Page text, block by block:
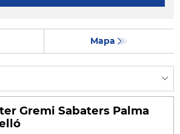
Mapa
Gremi Sabaters Palma